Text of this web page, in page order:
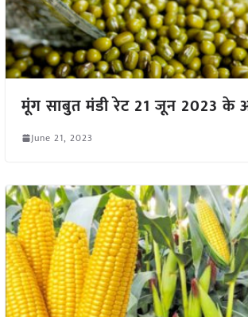
मूंग साबुत मंडी रेट 21 जून 2023 के
June 21, 2023